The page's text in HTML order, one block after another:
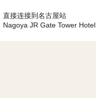
直接连接到名古屋站
Nagoya JR Gate Tower Hotel